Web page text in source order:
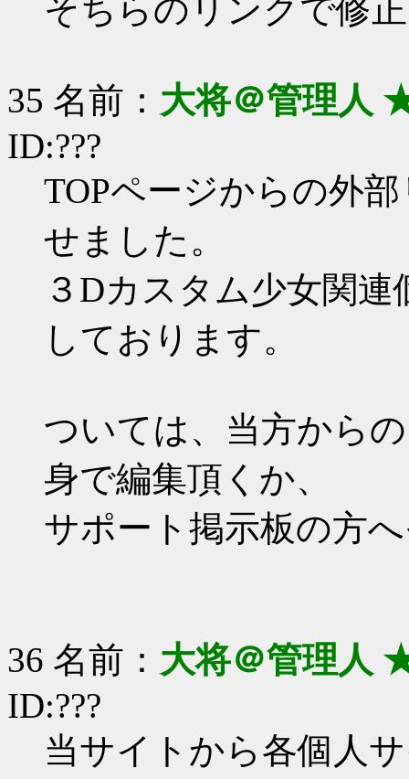
そちらのリンクで修
35 名前： 大将＠管理人
ID:???
TOPページからの外
せました。
３Dカスタム少女関
しております。
ついては、当方から
身で編集頂くか、
サポート掲示板の方
36 名前： 大将＠管理人
ID:???
当サイトから各個人